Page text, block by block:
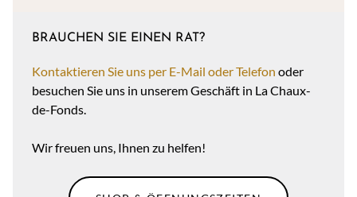
BRAUCHEN SIE EINEN RAT?
Kontaktieren Sie uns per E-Mail oder Telefon oder
besuchen Sie uns in unserem Geschäft in La Chaux-
de-Fonds.
Wir freuen uns, Ihnen zu helfen!